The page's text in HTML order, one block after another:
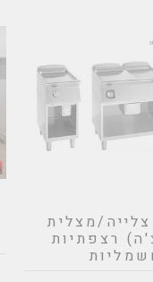
מצלית
רצפתיות